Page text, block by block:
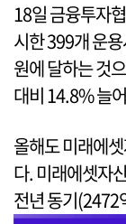
18일 금융투자
시한 399개 운
원에 달하는 것
대비 14.8% 늘
올해도 미래에
다. 미래에셋자
전년 동기(2472